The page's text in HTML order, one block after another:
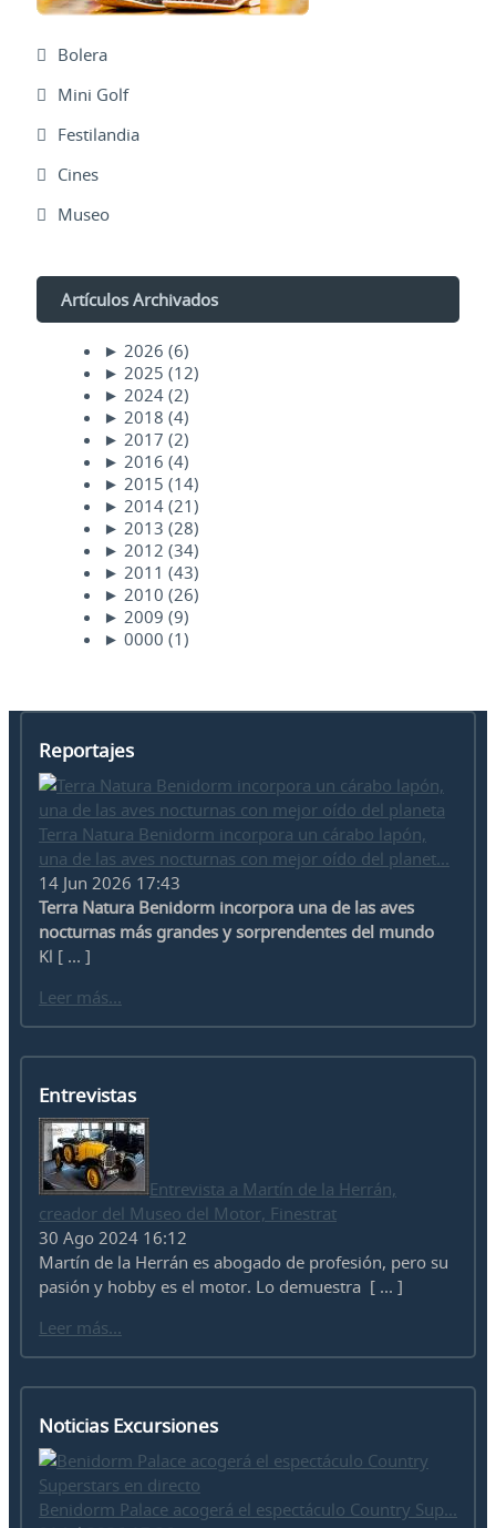
Bolera
Mini Golf
Festilandia
Cines
Museo
Artículos Archivados
► 2026 (6)
► 2025 (12)
► 2024 (2)
► 2018 (4)
► 2017 (2)
► 2016 (4)
► 2015 (14)
► 2014 (21)
► 2013 (28)
► 2012 (34)
► 2011 (43)
► 2010 (26)
► 2009 (9)
► 0000 (1)
Reportajes
Terra Natura Benidorm incorpora un cárabo lapón,
una de las aves nocturnas con mejor oído del planet...
14 Jun 2026 17:43
Terra Natura Benidorm incorpora una de las aves
nocturnas más grandes y sorprendentes del mundo
Kl [ ... ]
Leer más...
Entrevistas
Entrevista a Martín de la Herrán,
creador del Museo del Motor, Finestrat
30 Ago 2024 16:12
Martín de la Herrán es abogado de profesión, pero su
pasión y hobby es el motor. Lo demuestra [ ... ]
Leer más...
Noticias Excursiones
Benidorm Palace acogerá el espectáculo Country Sup...